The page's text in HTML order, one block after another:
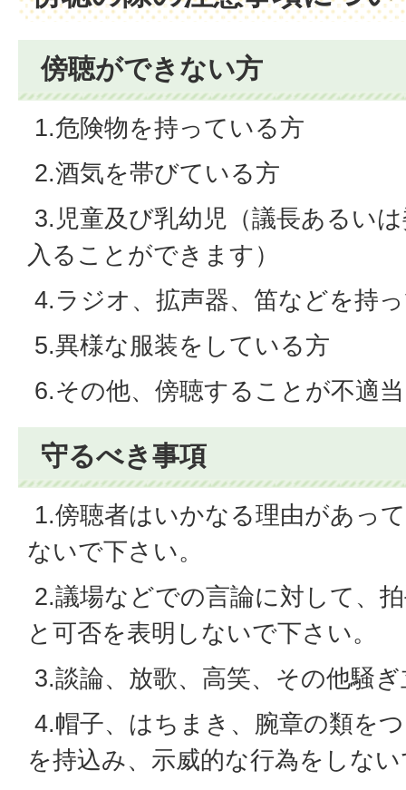
傍聴ができない方
1.危険物を持っている方
2.酒気を帯びている方
3.児童及び乳幼児（議長あるい
入ることができます）
4.ラジオ、拡声器、笛などを持
5.異様な服装をしている方
6.その他、傍聴することが不適
守るべき事項
1.傍聴者はいかなる理由があっ
ないで下さい。
2.議場などでの言論に対して、
と可否を表明しないで下さい。
3.談論、放歌、高笑、その他騒
4.帽子、はちまき、腕章の類を
を持込み、示威的な行為をしな